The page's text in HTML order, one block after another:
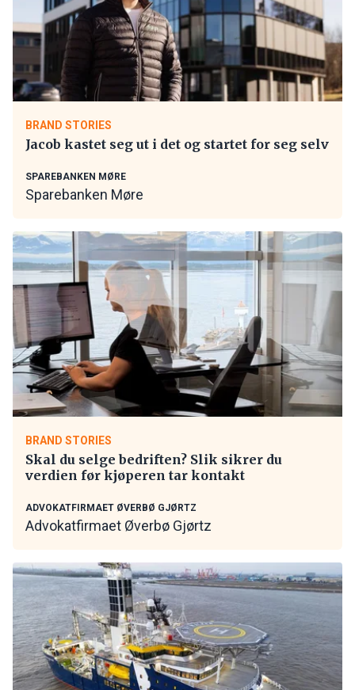
BRAND STORIES
Jacob kastet seg ut i det og startet for seg selv
SPAREBANKEN MØRE
Sparebanken Møre
BRAND STORIES
Skal du selge bedriften? Slik sikrer du
verdien før kjøperen tar kontakt
ADVOKATFIRMAET ØVERBØ GJØRTZ
Advokatfirmaet Øverbø Gjørtz